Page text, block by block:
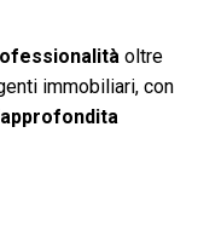
oltre
immobiliari, con
approfondita